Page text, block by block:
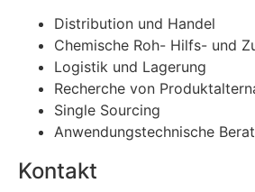
Distribution und Handel
Chemische Roh- Hilfs- und
Logistik und Lagerung
Recherche von
Single Sourcing
Anwendungstechnische
Kontakt